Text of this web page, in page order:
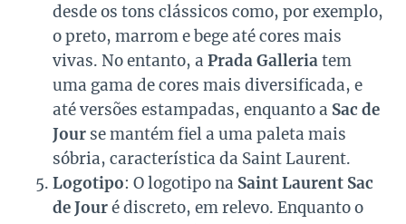
desde os tons clássicos como, por exemplo,
o preto, marrom e bege até cores mais
vivas. No entanto, a Prada Galleriatem
uma gama de cores mais diversificada, e
até versões estampadas, enquanto a Sac de
Jour se mantém fiel a uma paleta mais
sóbria, característica da Saint Laurent.
Logotipo: O logotipo na Saint Laurent Sac
de Jouré discreto, em relevo. Enquanto o